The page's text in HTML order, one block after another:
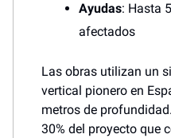
Ayudas: Hasta
afectados
Las obras utilizan un
vertical pionero en
metros de
30% del proyecto que